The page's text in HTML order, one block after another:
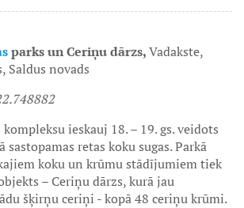
parks un Ceriņu dārzs,Vadakste,
Saldus novads
ieskauj 18. – 19. gs. veidots
sastopamas retas koku sugas. Parkā
koku un krūmu stādījumiem tiek
– Ceriņu dārzs, kurā jau
šķirņu ceriņi - kopā 48 ceriņu krūmi.